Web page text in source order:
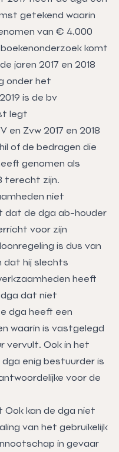
getekend waarin
van € 4.000
komt
jaren 2017 en 2018
onder het
is de bv
legt
en Zvw 2017 en 2018
of de bedragen die
genomen als
terecht zijn.
niet
dat de dga ab-houder
voor zijn
is dus van
dat hij slechts
heeft
dat niet
dga heeft een
waarin is vastgelegd
vervult. Ook in het
enig bestuurder is
voor de
kan de dga niet
van het gebruikelijk
in gevaar